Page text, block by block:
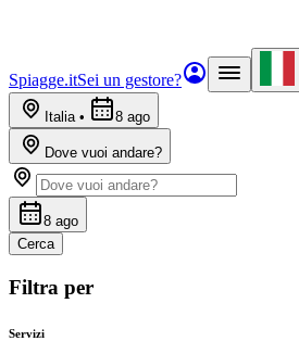
Spiagge.itSei un gestore?
Italia• 8 ago
Dove vuoi andare?
8 ago
Cerca
Filtra per
Servizi